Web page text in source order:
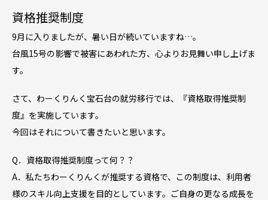
資格推奨制度
9月に入りましたが、暑い日が続いていますね…。
台風15号の影響で被害にあわれた方、心よりお見舞い申し上げま
す。
さて、わーくりんく宝石台の就労移行では、『資格取得推奨制
度』を実施しています。
今回はそれについて書きたいと思います。
Q．資格取得推奨制度って何？？
A．私たちわーくりんくが推奨する資格で、この制度は、利用者
様のスキル向上支援を目的としています。ご自身の更なる成長を